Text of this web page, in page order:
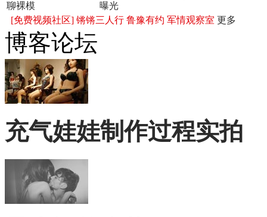
聊裸模
曝光
[免费视频社区] 锵锵三人行 鲁豫有约 军情观察室 更多
博客论坛
充气娃娃制作过程实拍